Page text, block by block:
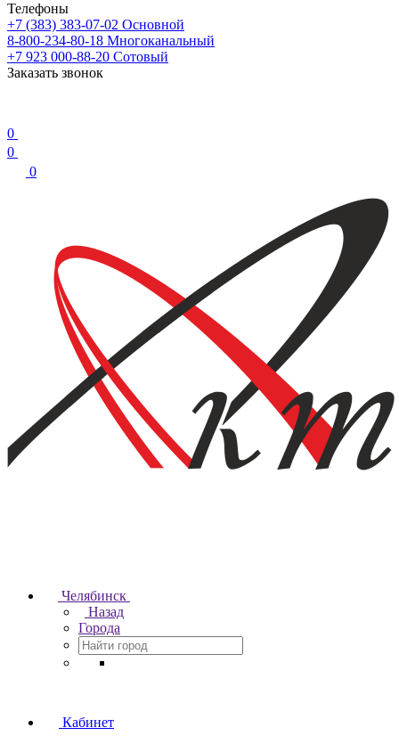
Телефоны
+7 (383) 383-07-02 Основной
8-800-234-80-18 Многоканальный
+7 923 000-88-20 Сотовый
Заказать звонок
0
0
0
Челябинск
Назад
Города
Кабинет